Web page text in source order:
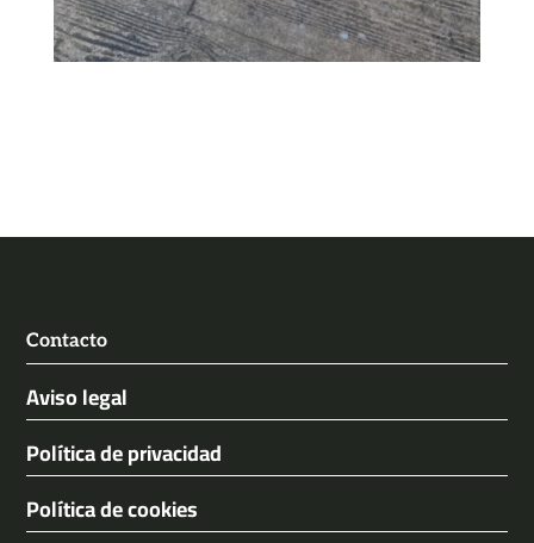
Contacto
Aviso legal
Política de privacidad
Política de cookies